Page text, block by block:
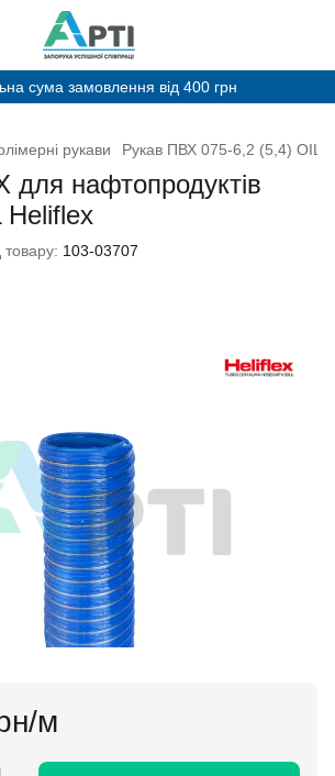
сума замовлення від 400 грн
рукави Рукав ПВХ 075-6,2 (5,4) OIL
для нафтопродуктів
Heliflex
товару: 103-03707
м